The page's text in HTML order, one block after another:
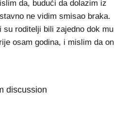
da, budući da dolazim iz
ne vidim smisao braka.
su roditelji bili zajedno dok mu
osam godina, i mislim da on
discussion